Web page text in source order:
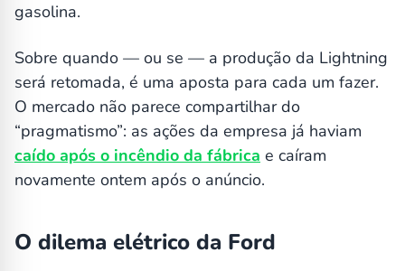
gasolina.
Sobre quando — ou se — a produção da Lightning
será retomada, é uma aposta para cada um fazer.
O mercado não parece compartilhar do
“pragmatismo”: as ações da empresa já haviam
caído após o incêndio da fábrica e caíram
novamente ontem após o anúncio.
O dilema elétrico da Ford